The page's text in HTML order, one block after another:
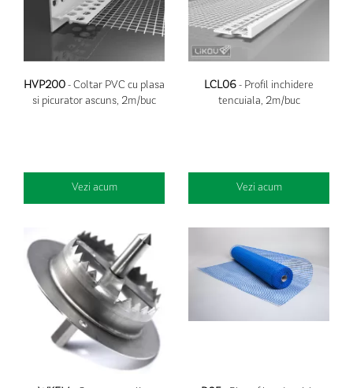
HVP200 - Coltar PVC cu plasa
si picurator ascuns, 2m/buc
Vezi acum
LCL06 - Profil inchidere
tencuiala, 2m/buc
Vezi acum